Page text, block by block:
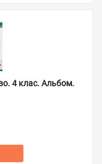
4 клас. Альбом.